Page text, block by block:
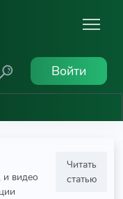
Войти
и видео
Читать
статью